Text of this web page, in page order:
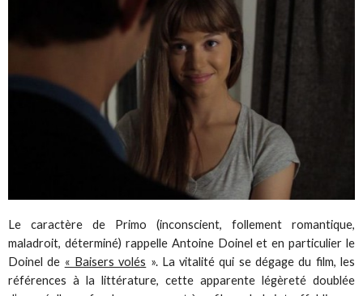
Le caractère de Primo (inconscient, follement romantique,
maladroit, déterminé) rappelle Antoine Doinel et en particulier le
Doinel de « Baisers volés ». La vitalité qui se dégage du film, les
références à la littérature, cette apparente légèreté doublée